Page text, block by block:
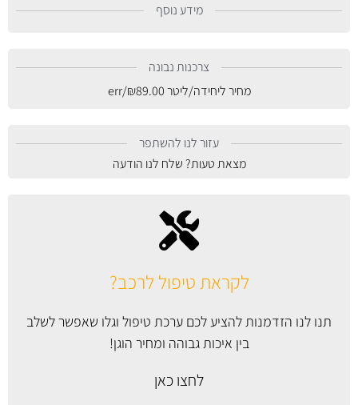
לקראת טיפול לרכב?
תנו לנו הזדמנות להציע לכם ערכת טיפול וגלו שאפשר לשלב
בין איכות גבוהה ומחיר הוגן!
לחצו כאן
מידע נוסף
צרכנות נבונה
מחיר ליחידה/ליטר
₪89.00
/err
עזור לנו להשתפר
מצאת טעות? שלח לנו הודעה